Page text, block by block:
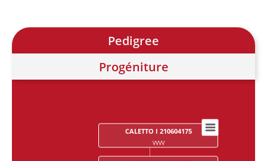
Pedigree
Progéniture
CALETTO I 210604175
VVVV